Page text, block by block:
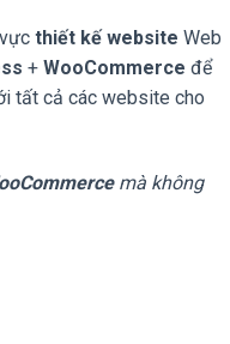
thiết kế website Web
+ WooCommerce để
tất cả các website cho
mà không